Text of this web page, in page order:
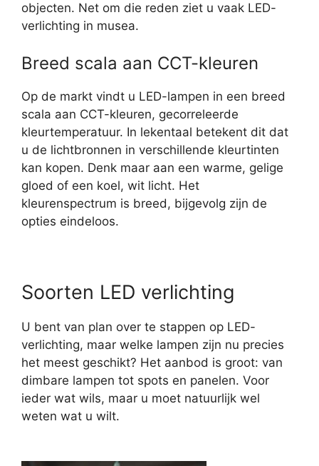
objecten. Net om die reden ziet u vaak LED-
verlichting in musea.
Breed scala aan CCT-kleuren
Op de markt vindt u LED-lampen in een breed
scala aan CCT-kleuren, gecorreleerde
kleurtemperatuur. In lekentaal betekent dit dat
u de lichtbronnen in verschillende kleurtinten
kan kopen. Denk maar aan een warme, gelige
gloed of een koel, wit licht. Het
kleurenspectrum is breed, bijgevolg zijn de
opties eindeloos.
Soorten LED verlichting
U bent van plan over te stappen op LED-
verlichting, maar welke lampen zijn nu precies
het meest geschikt? Het aanbod is groot: van
dimbare lampen tot spots en panelen. Voor
ieder wat wils, maar u moet natuurlijk wel
weten wat u wilt.